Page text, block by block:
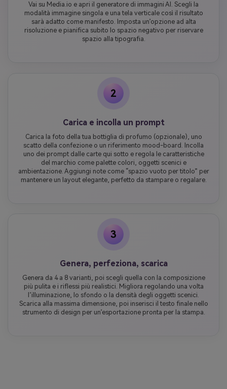
Vai su Media.io e apri il generatore di immagini AI. Scegli la
modalità immagine singola e una tela verticale così il risultato
sarà adatto come manifesto. Imposta un’opzione ad alta
risoluzione e pianifica subito lo spazio negativo per riservare
spazio alla tipografia.
2
Carica e incolla un prompt
Carica la foto della tua bottiglia di profumo (opzionale), uno
scatto della confezione o un riferimento mood-board. Incolla
uno dei prompt dalle carte qui sotto e regola le caratteristiche
del marchio come palette colori, oggetti scenici e
ambientazione. Aggiungi note come “spazio vuoto per titolo” per
mantenere un layout elegante, perfetto da stampare o regalare.
3
Genera, perfeziona, scarica
Genera da 4 a 8 varianti, poi scegli quella con la composizione
più pulita e i riflessi più realistici. Migliora regolando una volta
l’illuminazione, lo sfondo o la densità degli oggetti scenici.
Scarica alla massima dimensione, poi inserisci il testo finale nello
strumento di design per un’esportazione pronta per la stampa.